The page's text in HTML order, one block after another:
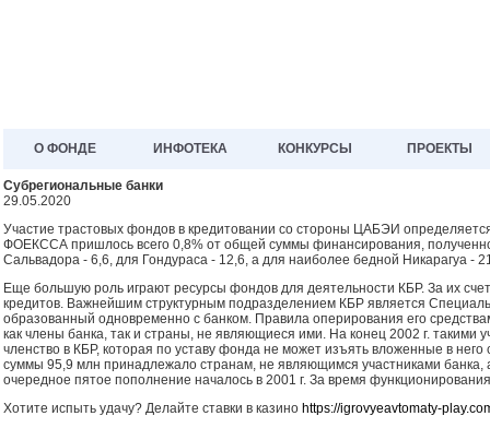
Субрегиональные банки
29.05.2020
Участие трастовых фондов в кредитовании со стороны ЦАБЭИ
ФОЕКССА пришлось всего 0,8% от общей суммы финансирования,
Сальвадора - 6,6, для Гондураса - 12,6, а для наиболее бедной Никарагуа -
Еще большую роль играют ресурсы фондов для деятельности КБР. За их
кредитов. Важнейшим структурным подразделением КБР является
образованный одновременно с банком. Правила оперирования его
как члены банка, так и страны, не являющиеся ими. На конец 2002 г.
членство в КБР, которая по уставу фонда не может изъять вложенные в
суммы 95,9 млн принадлежало странам, не являющимся участниками
очередное пятое пополнение началось в 2001 г. За время
Хотите испыть удачу? Делайте ставки в казино https://igrovyeavtomaty-
О ФОНДЕ ИНФОТЕКА КОНКУРСЫ ПРОЕКТЫ